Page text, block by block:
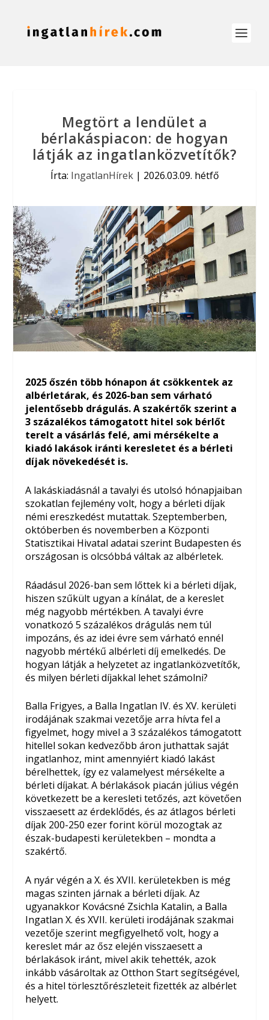
Megtört a lendület a
bérlakáspiacon: de hogyan
látják az ingatlanközvetítők?
Írta: IngatlanHírek| 2026.03.09. hétfő
2025 őszén több hónapon át csökkentek az
albérletárak, és 2026-ban sem várható
jelentősebb drágulás. A szakértők szerint a
3 százalékos támogatott hitel sok bérlőt
terelt a vásárlás felé, ami mérsékelte a
kiadó lakások iránti keresletet és a bérleti
díjak növekedését is.
A lakáskiadásnál a tavalyi és utolsó hónapjaiban
szokatlan fejlemény volt, hogy a bérleti díjak
némi ereszkedést mutattak. Szeptemberben,
októberben és novemberben a Központi
Statisztikai Hivatal adatai szerint Budapesten és
országosan is olcsóbbá váltak az albérletek.
Ráadásul 2026-ban sem lőttek ki a bérleti díjak,
hiszen szűkült ugyan a kínálat, de a kereslet
még nagyobb mértékben. A tavalyi évre
vonatkozó 5 százalékos drágulás nem túl
impozáns, és az idei évre sem várható ennél
nagyobb mértékű albérleti díj emelkedés. De
hogyan látják a helyzetet az ingatlanközvetítők,
és milyen bérleti díjakkal lehet számolni?
Balla Frigyes, a Balla Ingatlan IV. és XV. kerületi
irodájának szakmai vezetője arra hívta fel a
figyelmet, hogy mivel a 3 százalékos támogatott
hitellel sokan kedvezőbb áron juthattak saját
ingatlanhoz, mint amennyiért kiadó lakást
bérelhettek, így ez valamelyest mérsékelte a
bérleti díjakat. A bérlakások piacán július végén
következett be a keresleti tetőzés, azt követően
visszaesett az érdeklődés, és az átlagos bérleti
díjak 200-250 ezer forint körül mozogtak az
észak-budapesti kerületekben – mondta a
szakértő.
A nyár végén a X. és XVII. kerületekben is még
magas szinten járnak a bérleti díjak. Az
ugyanakkor Kovácsné Zsichla Katalin, a Balla
Ingatlan X. és XVII. kerületi irodájának szakmai
vezetője szerint megfigyelhető volt, hogy a
kereslet már az ősz elején visszaesett a
bérlakások iránt, mivel akik tehették, azok
inkább vásároltak az Otthon Start segítségével,
és a hitel törlesztőrészleteit fizették az albérlet
helyett.